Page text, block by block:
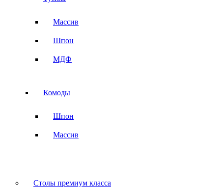
Массив
Шпон
МДФ
Комоды
Шпон
Массив
Столы премиум класса